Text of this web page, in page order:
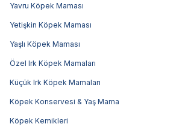
Yavru Köpek Maması
Yetişkin Köpek Maması
Yaşlı Köpek Maması
Özel Irk Köpek Mamaları
Küçük Irk Köpek Mamaları
Köpek Konservesi & Yaş Mama
Köpek Kemikleri